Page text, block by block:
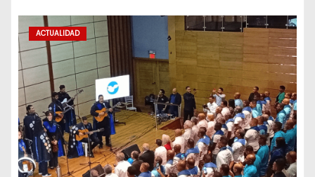
ACTUALIDAD